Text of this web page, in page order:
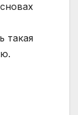
такая